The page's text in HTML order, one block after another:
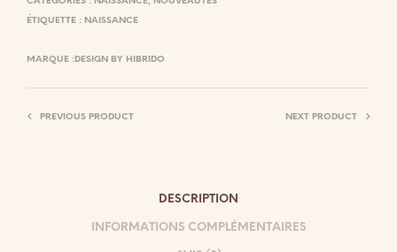
ÉTIQUETTE : NAISSANCE
MARQUE :DESIGN BY HIBRIDO
PREVIOUS PRODUCT NEXT PRODUCT
DESCRIPTION
INFORMATIONS COMPLÉMENTAIRES